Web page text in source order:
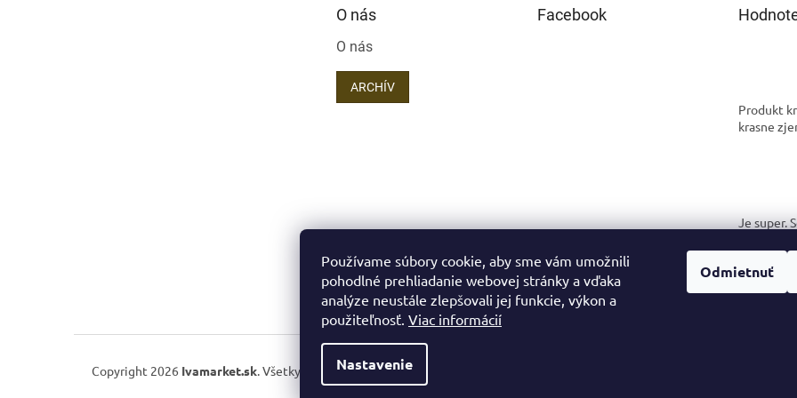
Používame súbory cookie, aby sme vám umožnili
pohodlné prehliadanie webovej stránky a vďaka
analýze neustále zlepšovali jej funkcie, výkon a
použiteľnosť. Viac informácií
Nastavenie
Odmietnuť
O nás
O nás
ARCHÍV
Facebook
Produkt
krasne
Je super.
Copyright 2026 Ivamarket.sk. Všetky práva vyhradené.Upraviť nastavenie cookies